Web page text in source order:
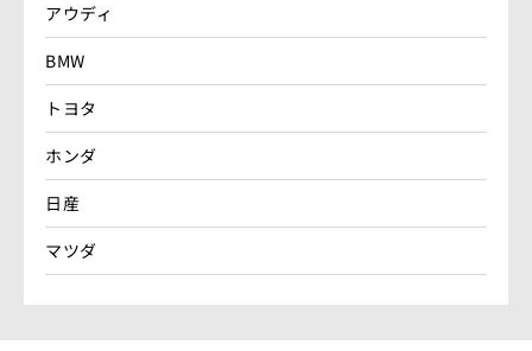
アウディ
BMW
トヨタ
ホンダ
日産
マツダ